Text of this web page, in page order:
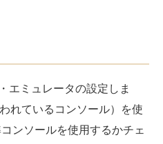
エミュレータの設定しま
れているコンソール）を使
ンソールを使用するかチェ